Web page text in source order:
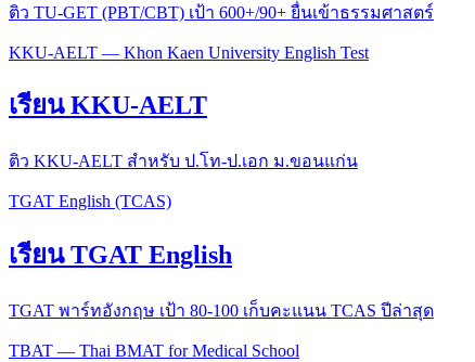
ติว TU-GET (PBT/CBT) เป้า 600+/90+ ยื่นเข้าธรรมศาสตร์
KKU-AELT — Khon Kaen University English Test
เรียน KKU-AELT
ติว KKU-AELT สำหรับ ป.โท-ป.เอก ม.ขอนแก่น
TGAT English (TCAS)
เรียน TGAT English
TGAT พาร์ทอังกฤษ เป้า 80-100 เก็บคะแนน TCAS ปีล่าสุด
TBAT — Thai BMAT for Medical School